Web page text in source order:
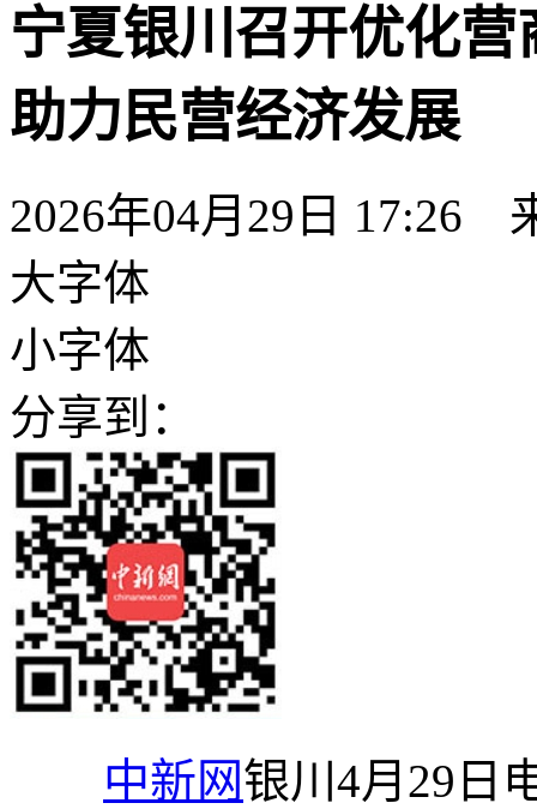
宁夏银川召开优化
助力民营经济发展
2026年04月29日 17:26
大字体
小字体
分享到：
中新网银川4月29日